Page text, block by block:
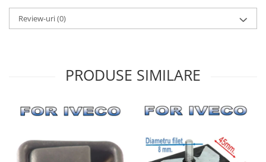
Review-uri(0)
PRODUSE SIMILARE